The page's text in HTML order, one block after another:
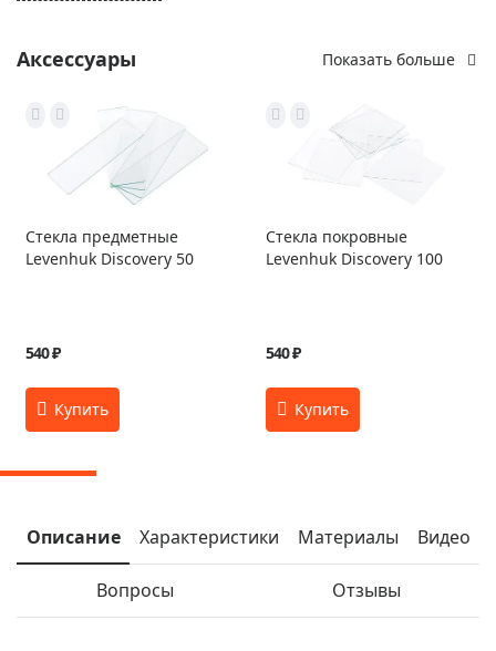
Аксессуары Показать больше
Стекла предметные
Levenhuk Discovery 50
540 ₽
Стекла покровные
Levenhuk Discovery 100
540 ₽
Описание Характеристики Материалы Видео
Вопросы Отзывы